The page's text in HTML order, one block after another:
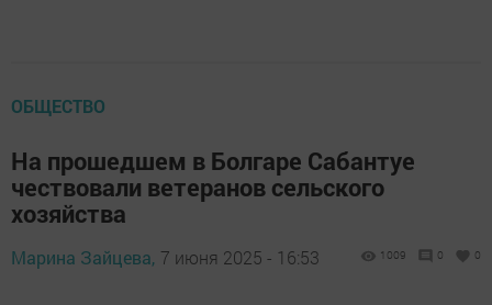
ОБЩЕСТВО
На прошедшем в Болгаре Сабантуе
чествовали ветеранов сельского
хозяйства
Марина Зайцева, 7 июня 2025 - 16:53 1009 0 0